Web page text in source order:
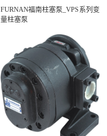
FURNAN福南柱塞泵_VPS系列变
量柱塞泵